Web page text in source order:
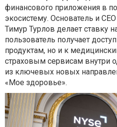
финансового приложения в
экосистему. Основатель и
Тимур Турлов делает ставку
пользователь получает
продуктам, но и к
страховым сервисам внутри
из ключевых новых
«Мое здоровье».